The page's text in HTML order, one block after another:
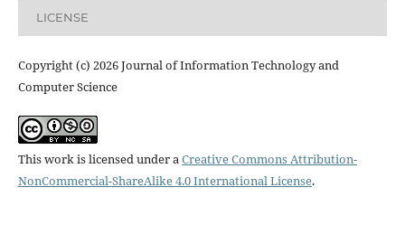
LICENSE
Copyright (c) 2026 Journal of Information Technology and
Computer Science
This work is licensed under aCreative Commons Attribution-
NonCommercial-ShareAlike 4.0 International License.